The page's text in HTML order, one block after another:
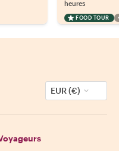
heures
FOOD TOUR
EUR (€)